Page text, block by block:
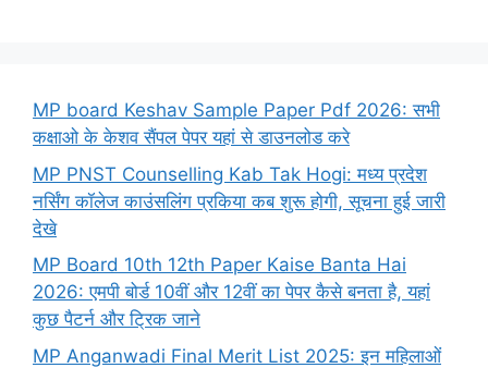
MP board Keshav Sample Paper Pdf 2026: सभी
कक्षाओ के केशव सैंपल पेपर यहां से डाउनलोड करे
MP PNST Counselling Kab Tak Hogi: मध्य प्रदेश
नर्सिंग कॉलेज काउंसलिंग प्रकिया कब शुरू होगी, सूचना हुई जारी
देखे
MP Board 10th 12th Paper Kaise Banta Hai
2026: एमपी बोर्ड 10वीं और 12वीं का पेपर कैसे बनता है, यहां
कुछ पैटर्न और ट्रिक जाने
MP Anganwadi Final Merit List 2025: इन महिलाओं